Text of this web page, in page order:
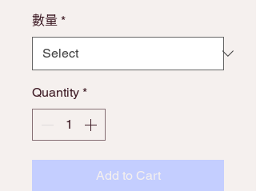
數量 *
Quantity *
Add to Cart